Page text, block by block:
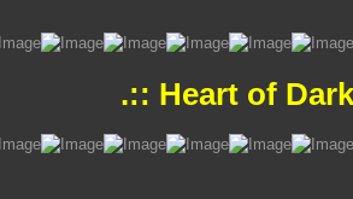
.:: Heart of